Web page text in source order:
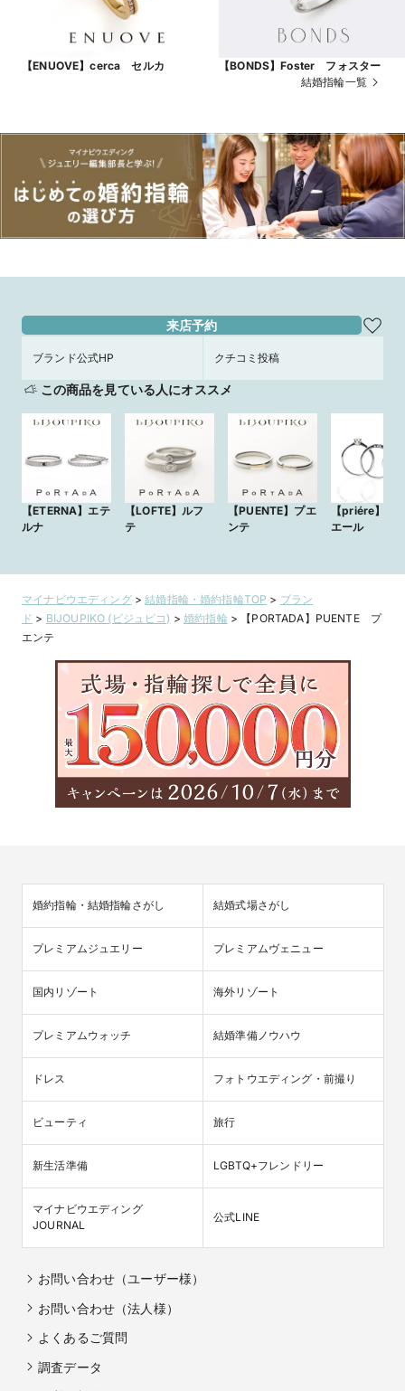
【ENUOVE】cerca セルカ
【BONDS】Foster フォスター
結婚指輪一覧
来店予約
ブランド公式HP クチコミ投稿
この商品を見ている人にオススメ
【ETERNA】エテ
ルナ
【LOFTE】ルフ
テ
【PUENTE】プエ
ンテ
【priére】プ
エール
マイナビウエディング>結婚指輪・婚約指輪TOP > ブラン
ド > BIJOUPIKO (ビジュピコ) >婚約指輪 >
【PORTADA】PUENTE プ
エンテ
婚約指輪・結婚指輪さがし 結婚式場さがし
プレミアムジュエリー プレミアムヴェニュー
国内リゾート 海外リゾート
プレミアムウォッチ 結婚準備ノウハウ
ドレス フォトウエディング・前撮り
ビューティ 旅行
新生活準備 LGBTQ+フレンドリー
マイナビウエディング
JOURNAL
公式LINE
お問い合わせ（ユーザー様）
お問い合わせ（法人様）
よくあるご質問
調査データ